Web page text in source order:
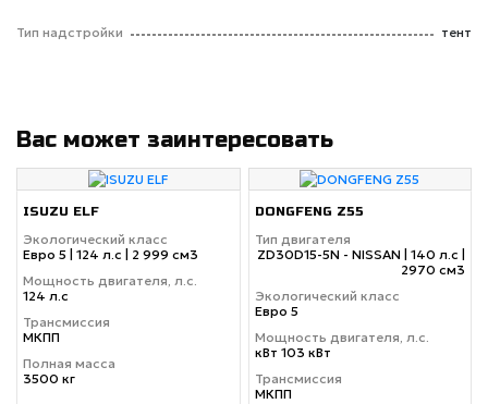
Тип надстройки тент
Вас может заинтересовать
ISUZU ELF
Экологический класс
Евро 5 | 124 л.с | 2 999 см3
Мощность двигателя, л.с.
124 л.с
Трансмиссия
МКПП
Полная масса
3500 кг
DONGFENG Z55
Тип двигателя
ZD30D15-5N - NISSAN | 140 л.с |
2970 см3
Экологический класс
Евро 5
Мощность двигателя, л.с.
кВт 103 кВт
Трансмиссия
МКПП